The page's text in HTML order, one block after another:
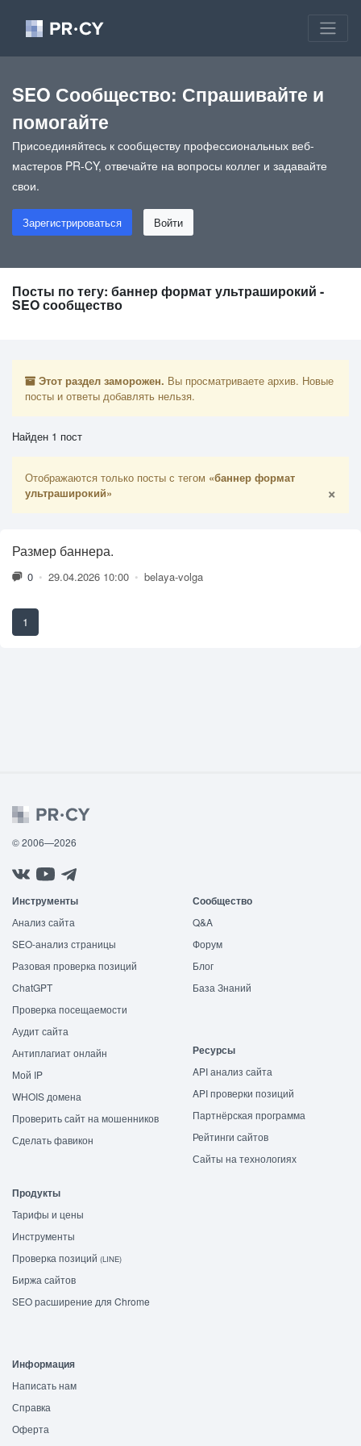
SEO Сообщество: Спрашивайте и
помогайте
Присоединяйтесь к сообществу профессиональных веб-
мастеров PR-CY, отвечайте на вопросы коллег и задавайте
свои.
Зарегистрироваться Войти
Посты по тегу: баннер формат ультраширокий -
SEO сообщество
Этот раздел заморожен. Вы просматриваете архив. Новые
посты и ответы добавлять нельзя.
Найден 1 пост
Отображаются только посты с тегом «баннер формат
ультраширокий»
×
Размер баннера.
0 • 29.04.2026 10:00 • belaya-volga
1
© 2006—2026
Инструменты
Анализ сайта
SEO-анализ страницы
Разовая проверка позиций
ChatGPT
Проверка посещаемости
Аудит сайта
Антиплагиат онлайн
Мой IP
WHOIS домена
Проверить сайт на мошенников
Сделать фавикон
Сообщество
Q&A
Форум
Блог
База Знаний
Ресурсы
API анализ сайта
API проверки позиций
Партнёрская программа
Рейтинги сайтов
Сайты на технологиях
Продукты
Тарифы и цены
Инструменты
Проверка позиций (LINE)
Биржа сайтов
SEO расширение для Chrome
Информация
Написать нам
Справка
Оферта